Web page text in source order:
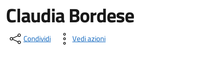
Claudia Bordese
Condividi Vedi azioni